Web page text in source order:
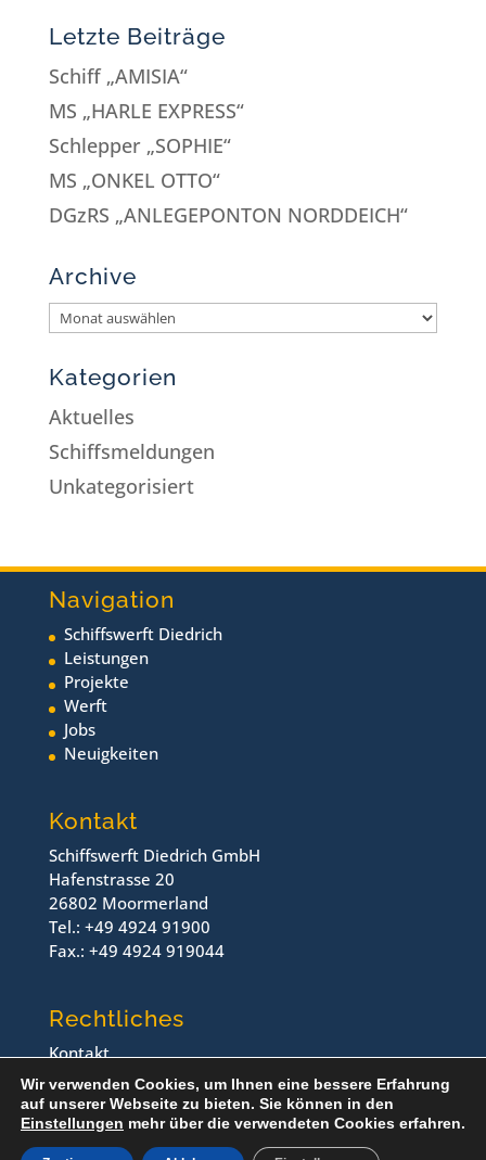
Letzte Beiträge
Schiff „AMISIA“
MS „HARLE EXPRESS“
Schlepper „SOPHIE“
MS „ONKEL OTTO“
DGzRS „ANLEGEPONTON NORDDEICH“
Archive
Kategorien
Aktuelles
Schiffsmeldungen
Unkategorisiert
Navigation
Schiffswerft Diedrich
Leistungen
Projekte
Werft
Jobs
Neuigkeiten
Kontakt
Schiffswerft Diedrich GmbH
Hafenstrasse 20
26802 Moormerland
Tel.: +49 4924 91900
Fax.: +49 4924 919044
Rechtliches
Kontakt
Impressum
Datenschutz
Wir verwenden Cookies, um Ihnen eine bessere Erfahrung
auf unserer Webseite zu bieten. Sie können in den
Einstellungen mehr über die verwendeten Cookies erfahren.